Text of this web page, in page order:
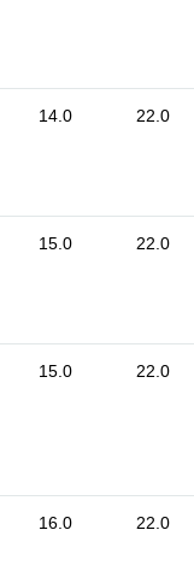
14.0 22.0
15.0 22.0
15.0 22.0
16.0 22.0